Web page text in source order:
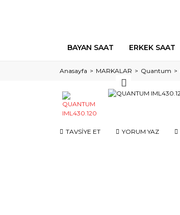
BAYAN SAAT ERKEK SAAT
Anasayfa MARKALAR Quantum
TAVSİYE ET YORUM YAZ